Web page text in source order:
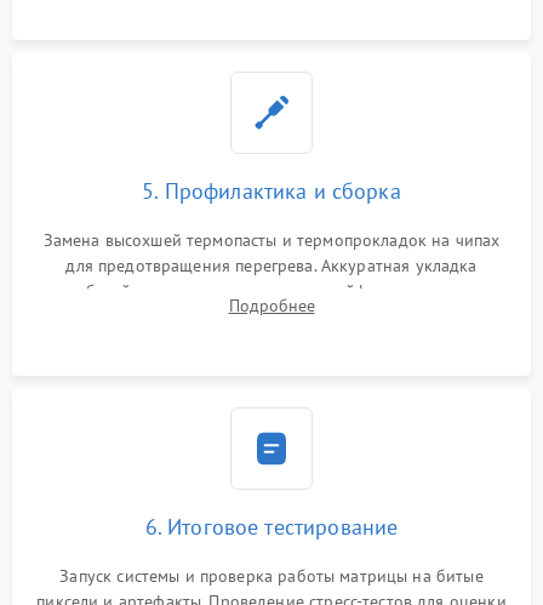
5. Профилактика и сборка
Замена высохшей термопасты и термопрокладок на чипах
для предотвращения перегрева. Аккуратная укладка
кабелей, подключение хрупких шлейфов матрицы и
надежная фиксация всех элементов внутри корпуса
Подробнее
6. Итоговое тестирование
Запуск системы и проверка работы матрицы на битые